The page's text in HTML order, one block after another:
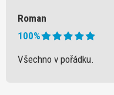
Roman
100%
Všechno v pořádku.